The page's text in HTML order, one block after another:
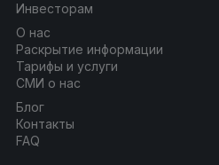
Инвесторам
О нас
Раскрытие информации
Тарифы и услуги
СМИ о нас
Блог
Контакты
FAQ